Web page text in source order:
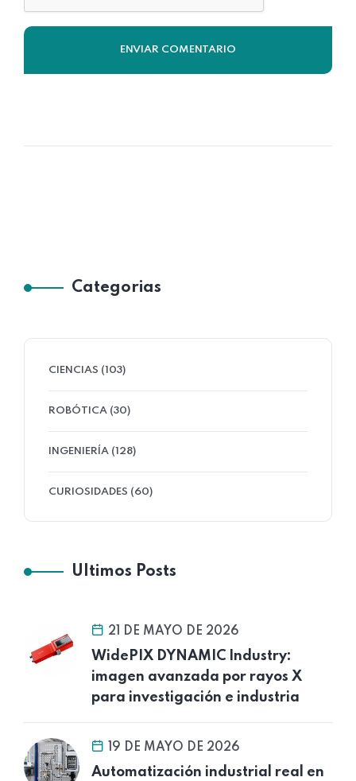
Categorias
CIENCIAS (103)
ROBÓTICA (30)
INGENIERÍA (128)
CURIOSIDADES (60)
Ultimos Posts
21 DE MAYO DE 2026
WidePIX DYNAMIC Industry:
imagen avanzada por rayos X
para investigación e industria
19 DE MAYO DE 2026
Automatización industrial real en